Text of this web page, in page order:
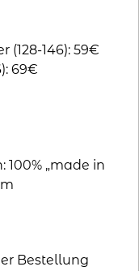
(128-146): 59€
69€
100% „made in
Bestellung